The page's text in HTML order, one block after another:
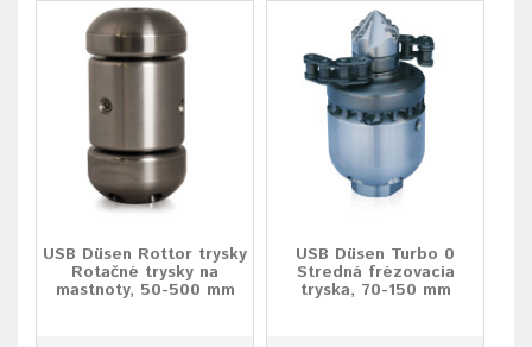
USB Düsen Rottor trysky
Rotačné trysky na
mastnoty, 50-500 mm
USB Düsen Turbo 0
Stredná frézovacia
tryska, 70-150 mm